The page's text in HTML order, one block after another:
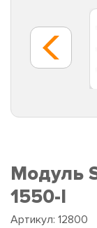
Модуль
1550-I
Артикул: 12800